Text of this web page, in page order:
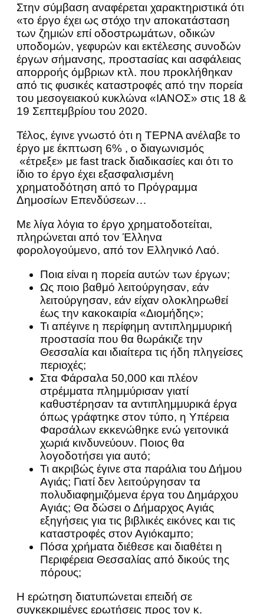
Στην σύμβαση αναφέρεται χαρακτηριστικά ότι
«το έργο έχει ως στόχο την αποκατάσταση
των ζημιών επί οδοστρωμάτων, οδικών
υποδομών, γεφυρών και εκτέλεσης συνοδών
έργων σήμανσης, προστασίας και ασφάλειας
απορροής όμβριων κτλ. που προκλήθηκαν
από τις φυσικές καταστροφές από την πορεία
του μεσογειακού κυκλώνα «ΙΑΝΟΣ» στις 18 &
19 Σεπτεμβρίου του 2020.
Τέλος, έγινε γνωστό ότι η ΤΕΡΝΑ ανέλαβε το
έργο με έκπτωση 6% , ο διαγωνισμός
«έτρεξε» με fast track διαδικασίες και ότι το
ίδιο το έργο έχει εξασφαλισμένη
χρηματοδότηση από το Πρόγραμμα
Δημοσίων Επενδύσεων…
Με λίγα λόγια το έργο χρηματοδοτείται,
πληρώνεται από τον Έλληνα
φορολογούμενο, από τον Ελληνικό Λαό.
Ποια είναι η πορεία αυτών των έργων;
Ως ποιο βαθμό λειτούργησαν, εάν
λειτούργησαν, εάν είχαν ολοκληρωθεί
έως την κακοκαιρία «Διομήδης»;
Τι απέγινε η περίφημη αντιπλημμυρική
προστασία που θα θωράκιζε την
Θεσσαλία και ιδιαίτερα τις ήδη πληγείσες
περιοχές;
Στα Φάρσαλα 50,000 και πλέον
στρέμματα πλημμύρισαν γιατί
καθυστέρησαν τα αντιπλημμυρικά έργα
όπως γράφτηκε στον τύπο, η Υπέρεια
Φαρσάλων εκκενώθηκε ενώ γειτονικά
χωριά κινδυνεύουν. Ποιος θα
λογοδοτήσει για αυτό;
Τι ακριβώς έγινε στα παράλια του Δήμου
Αγιάς; Γιατί δεν λειτούργησαν τα
πολυδιαφημιζόμενα έργα του Δημάρχου
Αγιάς; Θα δώσει ο Δήμαρχος Αγιάς
εξηγήσεις για τις βιβλικές εικόνες και τις
καταστροφές στον Αγιόκαμπο;
Πόσα χρήματα διέθεσε και διαθέτει η
Περιφέρεια Θεσσαλίας από δικούς της
πόρους;
Η ερώτηση διατυπώνεται επειδή σε
συγκεκριμένες ερωτήσεις προς τον κ.